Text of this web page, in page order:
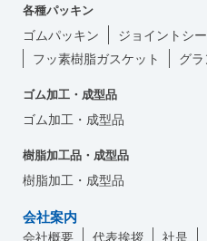
各種パッキン
ゴムパッキン ジョイントシ
フッ素樹脂ガスケット
グ
ゴム加工・成型品
ゴム加工・成型品
樹脂加工品・成型品
樹脂加工・成型品
会社案内
会社概要 代表挨拶 社是